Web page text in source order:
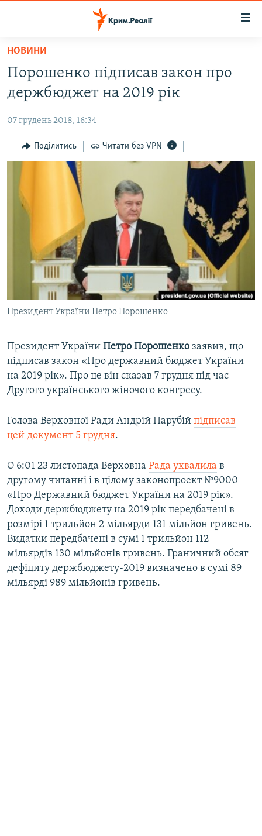
Перейти
основного
матеріалу
Перейти
до
навігації
Перейти
пошуку
ВОДА.КРИМ
ВІДЕО ТА ФОТО
ПОЛІТИКА
БЛОГИ
ПОГЛЯД
ВСЕ ЗА ДЕНЬ
СПЕЦПРОЕКТИ
ДЕПОРТАЦІЯ
ВІДЕОУРОКИ «ELIFBE»
СВІДЧЕННЯ ОКУПАЦІЇ
УКРАЇНСЬКА ПРОБЛЕМА КРИМУ
ЯК ОБІЙТИ БЛОКУВАННЯ
Русский
Qırımtatar
Усі сайти RFE/RL
НОВИНИ
Порошенко підписав закон про
держбюджет на 2019 рік
07 грудень 2018, 16:34
Поділитись Читати без VPN
Президент України Петро Порошенко
Президент України Петро Порошенко заявив, що
підписав закон «Про державний бюджет України
на 2019 рік». Про це він сказав 7 грудня під час
Другого українського жіночого конгресу.
Голова Верховної Ради Андрій Парубій підписав
цей документ 5 грудня.
О 6:01 23 листопада Верховна Рада ухвалила в
другому читанні і в цілому законопроект №9000
«Про Державний бюджет України на 2019 рік».
Доходи держбюджету на 2019 рік передбачені в
розмірі 1 трильйон 2 мільярди 131 мільйон гривень.
Видатки передбачені в сумі 1 трильйон 112
мільярдів 130 мільйонів гривень. Граничний обсяг
дефіциту держбюджету-2019 визначено в сумі 89
мільярді 989 мільйонів гривень.